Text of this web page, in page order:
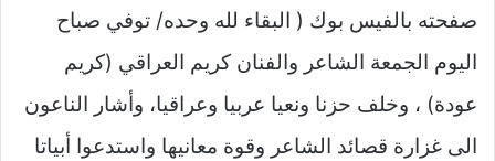
صفحته بالفيس بوك ( البقاء لله وحده/ توفي صباح
اليوم الجمعة الشاعر والفنان كريم العراقي (كريم
عودة) ، وخلف حزنا ونعيا عربيا وعراقيا، وأشار الناعون
الى غزارة قصائد الشاعر وقوة معانيها واستدعوا أبياتا